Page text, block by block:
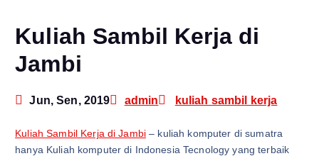
Kuliah Sambil Kerja di
Jambi
Jun, Sen, 2019 admin kuliah sambil kerja
Kuliah Sambil Kerja di Jambi – kuliah komputer di sumatra
hanya Kuliah komputer di Indonesia Tecnology yang terbaik